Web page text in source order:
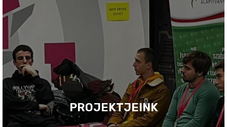
PROJEKTJEINK